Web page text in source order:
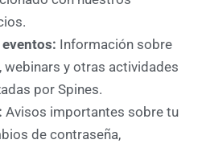
Información sobre
webinars y otras actividades
por Spines.
Avisos importantes sobre tu
de contraseña,